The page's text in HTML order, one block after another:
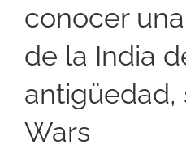
conocer
de la India
antigüedad,
Wars